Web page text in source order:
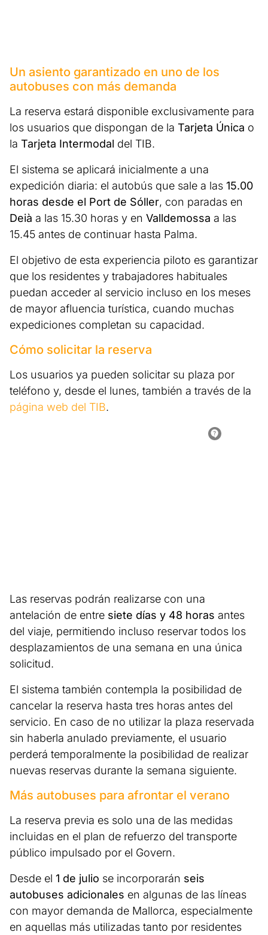
Un asiento garantizado en uno de los
autobuses con más demanda
La reserva estará disponible exclusivamente para
los usuarios que dispongan de la Tarjeta Única o
la Tarjeta Intermodal del TIB.
El sistema se aplicará inicialmente a una
expedición diaria: el autobús que sale a las 15.00
horas desde el Port de Sóller, con paradas en
Deià a las 15.30 horas y en Valldemossa a las
15.45 antes de continuar hasta Palma.
El objetivo de esta experiencia piloto es garantizar
que los residentes y trabajadores habituales
puedan acceder al servicio incluso en los meses
de mayor afluencia turística, cuando muchas
expediciones completan su capacidad.
Cómo solicitar la reserva
Los usuarios ya pueden solicitar su plaza por
teléfono y, desde el lunes, también a través de la
página web del TIB.
Las reservas podrán realizarse con una
antelación de entre siete días y 48 horas antes
del viaje, permitiendo incluso reservar todos los
desplazamientos de una semana en una única
solicitud.
El sistema también contempla la posibilidad de
cancelar la reserva hasta tres horas antes del
servicio. En caso de no utilizar la plaza reservada
sin haberla anulado previamente, el usuario
perderá temporalmente la posibilidad de realizar
nuevas reservas durante la semana siguiente.
Más autobuses para afrontar el verano
La reserva previa es solo una de las medidas
incluidas en el plan de refuerzo del transporte
público impulsado por el Govern.
Desde el 1 de julio se incorporarán seis
autobuses adicionales en algunas de las líneas
con mayor demanda de Mallorca, especialmente
en aquellas más utilizadas tanto por residentes